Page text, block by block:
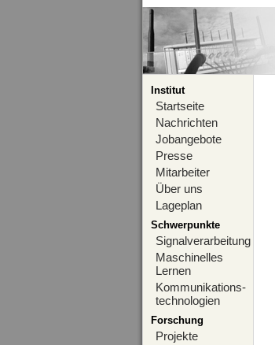
Institut
Startseite
Nachrichten
Jobangebote
Presse
Mitarbeiter
Über uns
Lageplan
Schwerpunkte
Signalverarbeitung
Maschinelles
Lernen
Kommunikations-
technologien
Forschung
Projekte